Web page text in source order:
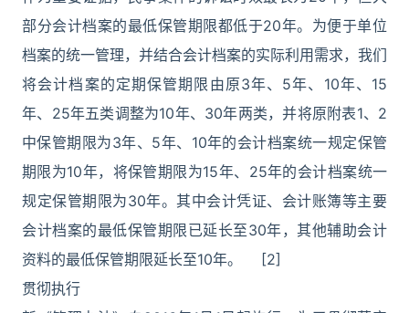
部分会计档案的最低保管期限都低于20年。为便于单位
档案的统一管理，并结合会计档案的实际利用需求，我们
将会计档案的定期保管期限由原3年、5年、10年、15
年、25年五类调整为10年、30年两类，并将原附表1、2
中保管期限为3年、5年、10年的会计档案统一规定保管
期限为10年，将保管期限为15年、25年的会计档案统一
规定保管期限为30年。其中会计凭证、会计账簿等主要
会计档案的最低保管期限已延长至30年，其他辅助会计
资料的最低保管期限延长至10年。 [2]
贯彻执行